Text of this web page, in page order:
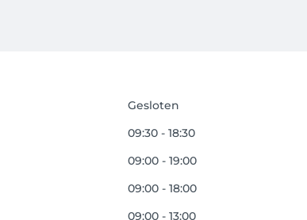
Gesloten
09:30 - 18:30
09:00 - 19:00
09:00 - 18:00
09:00 - 13:00